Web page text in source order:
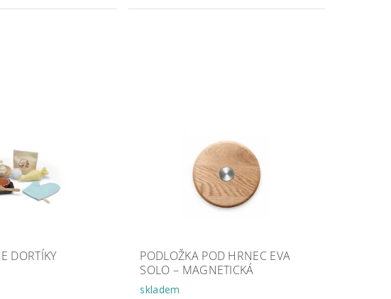
DORTÍKY
PODLOŽKA POD HRNEC EVA
SOLO – MAGNETICKÁ
skladem